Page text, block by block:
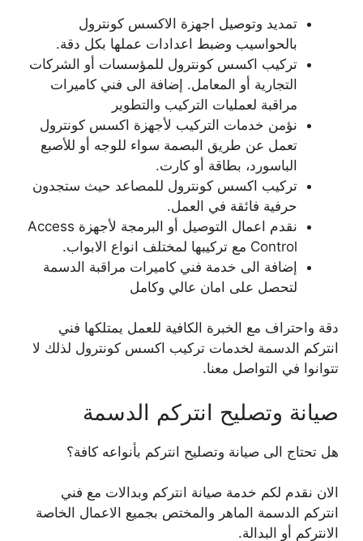
تمديد وتوصيل اجهزة الاكسس كونترول
بالحواسيب وضبط اعدادات عملها بكل دقة.
تركيب اكسس كونترول للمؤسسات أو الشركات
التجارية أو المعامل. إضافة الى فني كاميرات
مراقبة لعمليات التركيب والتطوير
نؤمن خدمات التركيب لأجهزة اكسس كونترول
تعمل عن طريق البصمة سواء للوجه أو للأصبع
الباسورد، بطاقة أو كارت.
تركيب اكسس كونترول للمصاعد حيث ستجدون
حرفية فائقة في العمل.
نقدم اعمال التوصيل أو البرمجة لأجهزة Access
Control مع تركيبها لمختلف انواع الابواب.
إضافة الى خدمة فني كاميرات مراقبة الدسمة
لتحصل على امان عالي وكامل
دقة واحتراف مع الخبرة الكافية للعمل يمتلكها فني
انتركم الدسمة لخدمات تركيب اكسس كونترول لذلك لا
تتوانوا في التواصل معنا.
صيانة وتصليح انتركم الدسمة
هل تحتاج الى صيانة وتصليح انتركم بأنواعه كافة؟
الان نقدم لكم خدمة صيانة انتركم وبدالات مع فني
انتركم الدسمة الماهر والمختص بجميع الاعمال الخاصة
الانتركم أو البدالة.